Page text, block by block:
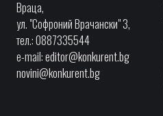
Враца,
ул. "Софроний Врачански" 3,
тел.: 0887335544
e-mail:editor@konkurent.bg
novini@konkurent.bg